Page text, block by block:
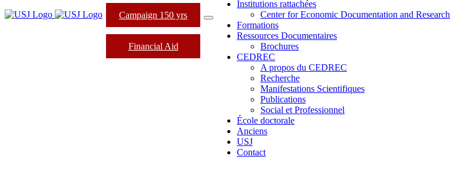
Campaign 150 yrs
Financial Aid
Institutions rattachées
Center for Economic Documentation and Research
Formations
Ressources Documentaires
Brochures
CEDREC
A propos du CEDREC
Recherche
Manifestations Scientifiques
Publications
Social et Professionnel
École doctorale
Anciens
USJ
Contact